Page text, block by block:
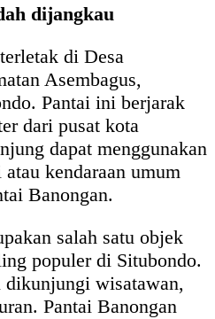
dijangkau
di Desa
Asembagus,
Pantai ini berjarak
dari pusat kota
dapat menggunakan
kendaraan umum
Banongan.
salah satu objek
populer di Situbondo.
wisatawan,
Pantai Banongan